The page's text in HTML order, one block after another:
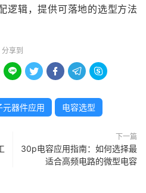
逻辑，提供可落地的选型方法
分享到
    
元器件应用 电容选型
下一篇
30p电容应用指南：如何选择最
适合高频电路的微型电容